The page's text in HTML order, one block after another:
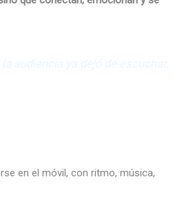
audiencia ya dejó de escuchar.
en el móvil, con ritmo, música,